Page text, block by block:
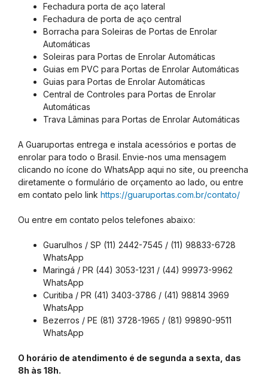
Fechadura porta de aço lateral
Fechadura de porta de aço central
Borracha para Soleiras de Portas de Enrolar
Automáticas
Soleiras para Portas de Enrolar Automáticas
Guias em PVC para Portas de Enrolar Automáticas
Guias para Portas de Enrolar Automáticas
Central de Controles para Portas de Enrolar
Automáticas
Trava Lâminas para Portas de Enrolar Automáticas
A Guaruportas entrega e instala acessórios e portas de
enrolar para todo o Brasil. Envie-nos uma mensagem
clicando no ícone do WhatsApp aqui no site, ou preencha
diretamente o formulário de orçamento ao lado, ou entre
em contato pelo link https://guaruportas.com.br/contato/
Ou entre em contato pelos telefones abaixo:
Guarulhos / SP (11) 2442-7545 / (11) 98833-6728
WhatsApp
Maringá / PR (44) 3053-1231 / (44) 99973-9962
WhatsApp
Curitiba / PR (41) 3403-3786 / (41) 98814 3969
WhatsApp
Bezerros / PE (81) 3728-1965 / (81) 99890-9511
WhatsApp
O horário de atendimento é de segunda a sexta, das
8h às 18h.